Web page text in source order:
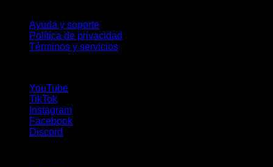
Ayuda y soporte
Política de privacidad
Términos y servicios
YouTube
TikTok
Instagram
Facebook
Discord